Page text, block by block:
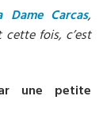
Carcas,
cette fois, c’est
une petite